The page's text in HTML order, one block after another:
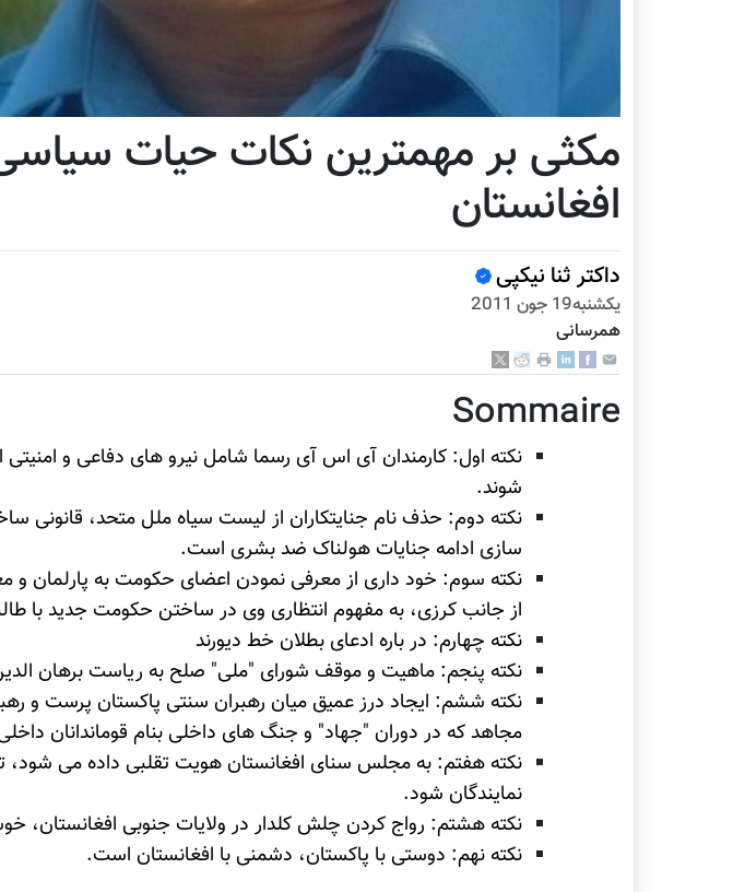
مکثی بر مهمترین نکات حیات
افغانستان
داکتر ثنا نیکپی
يكشنبه19 جون 2011
همرسانی
Sommaire
نکته اول: کارمندان آی اس آی رسما شامل نیرو های دفاعی و امنیتی
شوند.
نکته دوم: حذف نام جنایتکاران از لیست سیاه ملل متحد، قانونی
سازی ادامه جنایات هولناک ضد بشری است.
نکته سوم: خود داری از معرفی نمودن اعضای حکومت به پارلمان و
از جانب کرزی، به مفهوم انتظاری وی در ساختن حکومت جدید با
نکته چهارم: در باره ادعای بطلان خط دیورند
نکته پنجم: ماهیت و موقف شورای "ملی" صلح به ریاست برهان
نکته ششم: ایجاد درز عمیق میان رهبران سنتی پاکستان پرست و
مجاهد که در دوران "جهاد" و جنگ های داخلی بنام قوماندانان
نکته هفتم: به مجلس سنای افغانستان هویت تقلبی داده می شود،
نمایندگان شود.
نکته هشتم: رواج کردن چلش کلدار در ولایات جنوبی افغانستان،
نکته نهم: دوستی با پاکستان، دشمنی با افغانستان است.